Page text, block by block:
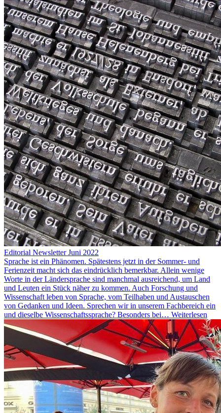
Editorial Newsletter Juni 2022
Sprache ist ein Phänomen. Spätestens jetzt in der Sommer- und
Ferienzeit macht sich das eindrücklich bemerkbar. Allein wenige
Worte in der Ländersprache sind manchmal ausreichend, um Land
und Leuten ein Stück näher zu kommen. Auch Forschung und
Wissenschaft leben von Sprache, vom Teilhaben und Austauschen
von Gedanken und Ideen. Sprechen wir in unserem Fachbereich ein
und dieselbe Wissenschaftssprache? Besonders bei… Weiterlesen